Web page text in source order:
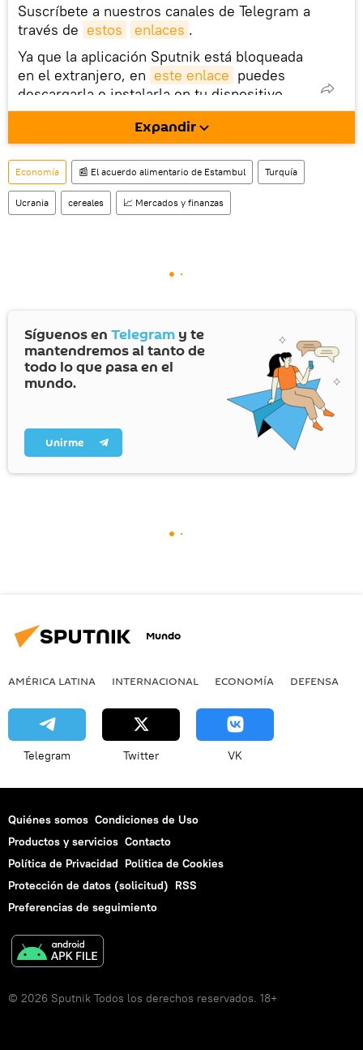
Suscríbete a nuestros canales de Telegram a
través de estos enlaces .
Ya que la aplicación Sputnik está bloqueada
en el extranjero, en este enlace puedes
descargarla e instalarla en tu dispositivo
móvil (¡solo para Android!).
También tenemos una cuenta en la red
social rusa VK .
Expandir
Economía 📰 El acuerdo alimentario de Estambul Turquía
Ucrania cereales 📈 Mercados y finanzas
Síguenos en Telegram y te
mantendremos al tanto de
todo lo que pasa en el
mundo.
Unirme
Mundo
AMÉRICA LATINA INTERNACIONAL ECONOMÍA DEFENSA
Telegram Twitter VK
Quiénes somos Condiciones de Uso
Productos y servicios Contacto
Política de Privacidad Politica de Cookies
Protección de datos (solicitud) RSS
Preferencias de seguimiento
© 2026 Sputnik Todos los derechos reservados. 18+